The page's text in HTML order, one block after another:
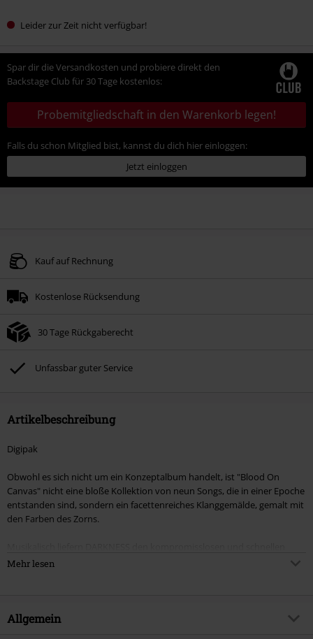
Leider zur Zeit nicht verfügbar!
Spar dir die Versandkosten und probiere direkt den
Backstage Club für 30 Tage kostenlos:
Probemitgliedschaft in den Warenkorb legen!
Falls du schon Mitglied bist, kannst du dich hier einloggen:
Jetzt einloggen
Kauf auf Rechnung
Kostenlose Rücksendung
30 Tage Rückgaberecht
Unfassbar guter Service
Artikelbeschreibung
Digipak
Obwohl es sich nicht um ein Konzeptalbum handelt, ist "Blood On
Canvas" nicht eine bloße Kollektion von neun Songs, die in einer Epoche
entstanden sind, sondern ein facettenreiches Klanggemälde, gemalt mit
den Farben des Zorns.
Thrash Metal, für den sie seit ihrem Debutalbum "Death Squad" (1987)
mehr nur eine Beschreibung des Irrsinns, der den Lauf dieser Welt
Mehr lesen
Allgemein